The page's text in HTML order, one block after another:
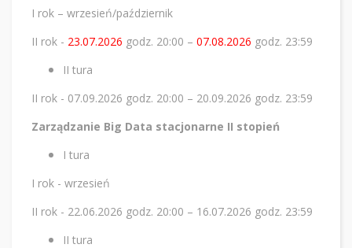
I rok – wrzesień/październik
II rok - 23.07.2026 godz. 20:00 – 07.08.2026 godz. 23:59
II tura
II rok - 07.09.2026 godz. 20:00 – 20.09.2026 godz. 23:59
Zarządzanie Big Data stacjonarne II stopień
I tura
I rok - wrzesień
II rok - 22.06.2026 godz. 20:00 – 16.07.2026 godz. 23:59
II tura